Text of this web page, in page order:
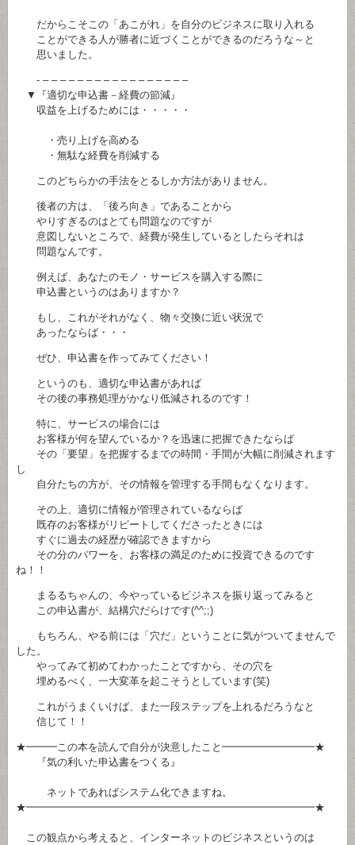
だからこそこの「あこがれ」を自分のビジネスに取り入れる
ことができる人が勝者に近づくことができるのだろうな～と
思いました。
- – – – – – – – – – – – – – – – – –
▼『適切な申込書－経費の節減』
収益を上げるためには・・・・・
・売り上げを高める
・無駄な経費を削減する
このどちらかの手法をとるしか方法がありません。
後者の方は、「後ろ向き」であることから
やりすぎるのはとても問題なのですが
意図しないところで、経費が発生しているとしたらそれは
問題なんです。
例えば、あなたのモノ・サービスを購入する際に
申込書というのはありますか？
もし、これがそれがなく、物々交換に近い状況で
あったならば・・・
ぜひ、申込書を作ってみてください！
というのも、適切な申込書があれば
その後の事務処理がかなり低減されるのです！
特に、サービスの場合には
お客様が何を望んでいるか？を迅速に把握できたならば
その「要望」を把握するまでの時間・手間が大幅に削減されます
し
自分たちの方が、その情報を管理する手間もなくなります。
その上、適切に情報が管理されているならば
既存のお客様がリピートしてくださったときには
すぐに過去の経歴が確認できますから
その分のパワーを、お客様の満足のために投資できるのです
ね！！
まるるちゃんの、今やっているビジネスを振り返ってみると
この申込書が、結構穴だらけです(^^;;)
もちろん、やる前には「穴だ」ということに気がついてませんで
した。
やってみて初めてわかったことですから、その穴を
埋めるべく、一大変革を起こそうとしています(笑)
これがうまくいけば、また一段ステップを上れるだろうなと
信じて！！
★━━━この本を読んで自分が決意したこと━━━━━━━━━★
『気の利いた申込書をつくる』
ネットであればシステム化できますね。
★━━━━━━━━━━━━━━━━━━━━━━━━━━━━★
この観点から考えると、インターネットのビジネスというのは